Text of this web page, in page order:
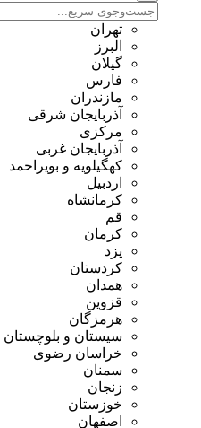
تهران
البرز
گیلان
فارس
مازندران
آذربایجان شرقی
مرکزی
آذربایجان غربی
کهگیلویه و بویراحمد
اردبیل
کرمانشاه
قم
کرمان
یزد
کردستان
همدان
قزوین
هرمزگان
سیستان و بلوچستان
خراسان رضوی
سمنان
زنجان
خوزستان
اصفهان